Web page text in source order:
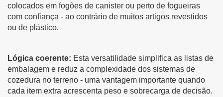
colocados em fogões de canister ou perto de fogueiras
com confiança - ao contrário de muitos artigos revestidos
ou de plástico.
Lógica coerente: Esta versatilidade simplifica as listas de
embalagem e reduz a complexidade dos sistemas de
cozedura no terreno - uma vantagem importante quando
cada item extra acrescenta peso e sobrecarga de decisão.